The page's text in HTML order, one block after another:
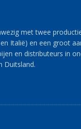
met twee
Italië) en een groot
en distributeurs in
Duitsland.